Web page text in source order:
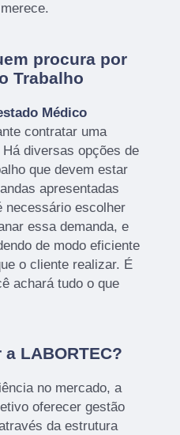
procura por
Trabalho
Médico
contratar uma
diversas opções de
que devem estar
apresentadas
necessário escolher
essa demanda, e
de modo eficiente
o cliente realizar. É
achará tudo o que
LABORTEC?
no mercado, a
oferecer gestão
da estrutura